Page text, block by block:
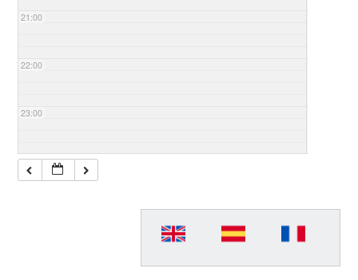
21:00
22:00
23:00